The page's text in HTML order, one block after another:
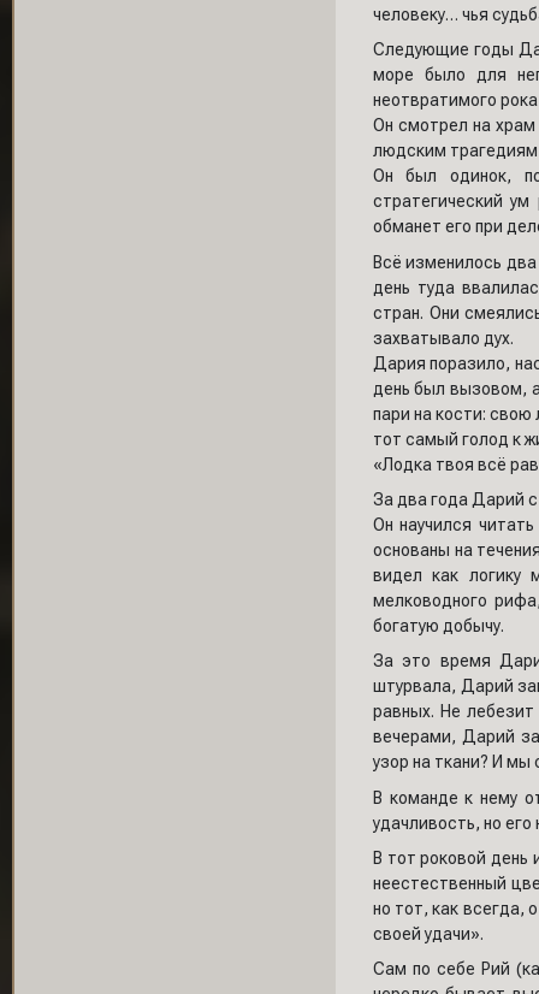
человеку… чья
Следующие годы
море было для
неотвратимого
Он смотрел на храм
людским
Он был одинок,
стратегический
обманет его при
Всё изменилось
день туда
стран. Они
захватывало дух.
Дария поразило,
день был вызовом,
пари на кости: свою
тот самый голод к
«Лодка твоя всё
За два года Дарий
Он научился
основаны на
видел как логику
мелководного
богатую добычу.
За это время
штурвала, Дарий
равных. Не
вечерами, Дарий
узор на ткани? И
В команде к нему
удачливость, но
В тот роковой
неестественный
но тот, как всегда,
своей удачи».
Сам по себе Рий